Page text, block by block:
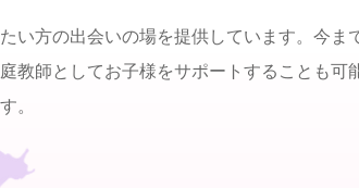
い方の出会いの場を提供しています。今ま
教師としてお子様をサポートすることも可
。